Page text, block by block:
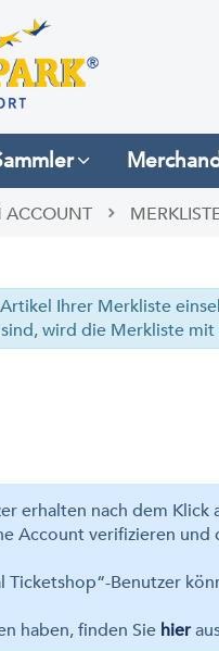
ACCOUNT
Ihrer Merkliste
wird die Merkliste
erhalten nach dem
Account verifizieren
Ticketshop“-Benutzer
haben, finden Sie hier